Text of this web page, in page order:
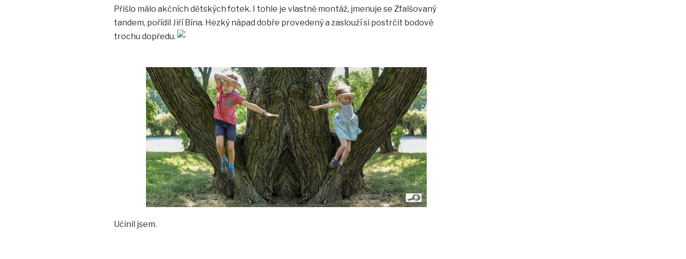
Přišlo málo akčních dětských fotek. I tohle je vlastně montáž, jmenuje se Zfalšovaný
tandem, pořídil Jiří Bína. Hezký nápad dobře provedený a zaslouží si postrčit bodově
trochu dopředu.
Učinil jsem.